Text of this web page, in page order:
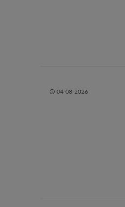
04-08-2026